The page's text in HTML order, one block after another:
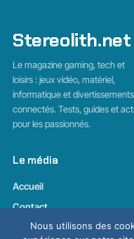
Stereolith.net
Le magazine gaming, tech et
loisirs : jeux vidéo, matériel,
informatique et divertissements
connectés. Tests, guides et
pour les passionnés.
Le média
Accueil
Contact
La lettre
Nous utilisons des